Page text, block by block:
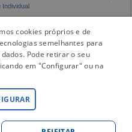
Individual
cookies próprios e de
semelhantes para
Pode retirar o seu
em "Configurar" ou na